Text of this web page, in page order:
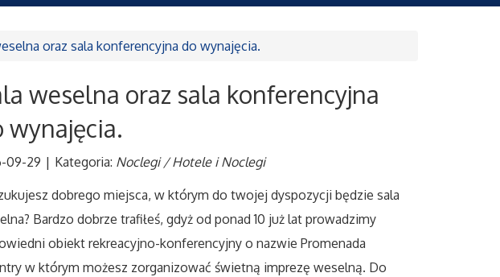
oraz sala konferencyjna do wynajęcia.
weselna oraz sala konferencyjna
wynajęcia.
09-29 | Kategoria: Noclegi / Hotele i Noclegi
dobrego miejsca, w którym do twojej dyspozycji będzie sala
Bardzo dobrze trafiłeś, gdyż od ponad 10 już lat prowadzimy
obiekt rekreacyjno-konferencyjny o nazwie Promenada
w którym możesz zorganizować świetną imprezę weselną. Do